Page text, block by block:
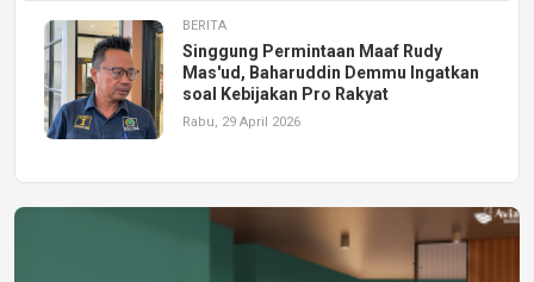
BERITA
Singgung Permintaan Maaf Rudy
Mas'ud, Baharuddin Demmu Ingatkan
soal Kebijakan Pro Rakyat
Rabu, 29 April 2026